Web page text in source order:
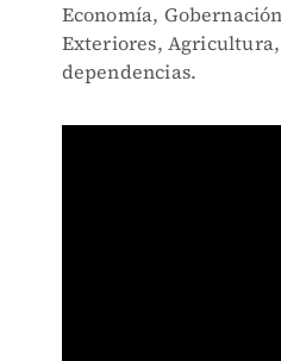
Economía,
Exteriores,
dependencias.